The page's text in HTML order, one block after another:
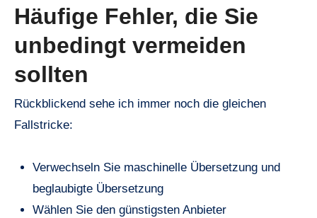
Häufige Fehler, die Sie
unbedingt vermeiden
sollten
Rückblickend sehe ich immer noch die gleichen
Fallstricke:
Verwechseln Sie maschinelle Übersetzung und
beglaubigte Übersetzung
Wählen Sie den günstigsten Anbieter